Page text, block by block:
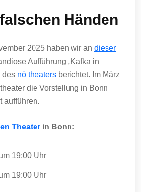
Händen
2025 haben wir an dieser
Aufführung „Kafka in
des nö theaters berichtet. Im März
die Vorstellung in Bonn
aufführen.
Theater in Bonn:
19:00 Uhr
19:00 Uhr